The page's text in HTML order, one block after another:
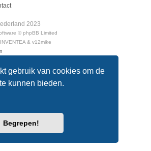
gebruik van cookies om de
kunnen bieden.
Begrepen!
2023
© phpBB Limited
& v12mike